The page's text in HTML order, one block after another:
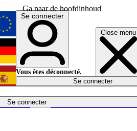
Ga naar de hoofdinhoud
Close menu
Se connecter
Économie
English
Deutsch
Español
Se connecter
Vous êtes déconnecté.
Se connecter